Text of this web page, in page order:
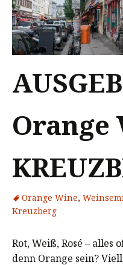
Orange
Orange Wine,
Kreuzberg
Rot, Weiß, Rosé –
denn Orange sein?